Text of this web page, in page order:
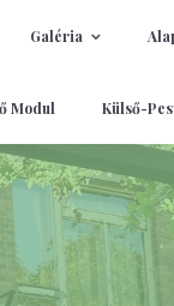
Galéria
Modul Külső-